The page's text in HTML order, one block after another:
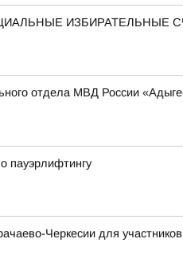
ИЗБИРАТЕЛЬНЫЕ
отдела МВД России
пауэрлифтингу
Черкесии для